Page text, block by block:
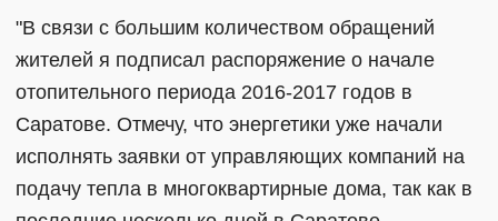
"В связи с большим количеством обращений
жителей я подписал распоряжение о начале
отопительного периода 2016-2017 годов в
Саратове. Отмечу, что энергетики уже начали
исполнять заявки от управляющих компаний на
подачу тепла в многоквартирные дома, так как в